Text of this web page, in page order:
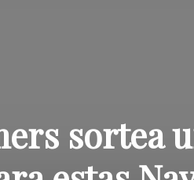
sortea